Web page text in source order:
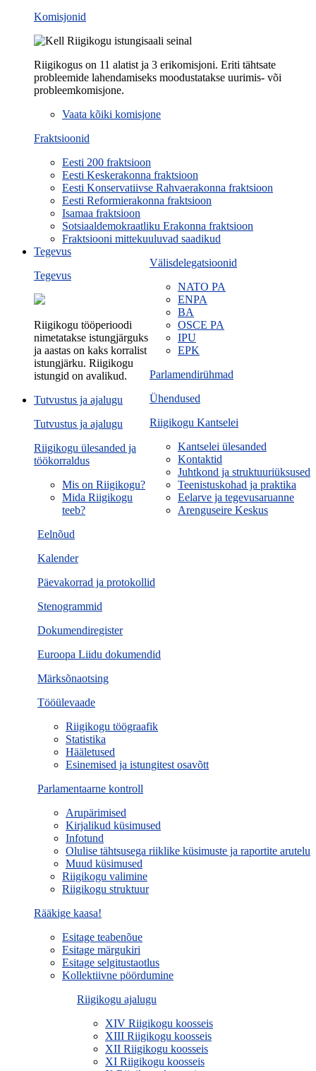
Komisjonid
Riigikogus on 11 alatist ja 3 erikomisjoni. Eriti tähtsate
probleemide lahendamiseks moodustatakse uurimis- või
probleemkomisjone.
Vaata kõiki komisjone
Fraktsioonid
Eesti 200 fraktsioon
Eesti Keskerakonna fraktsioon
Eesti Konservatiivse Rahvaerakonna fraktsioon
Eesti Reformierakonna fraktsioon
Isamaa fraktsioon
Sotsiaaldemokraatliku Erakonna fraktsioon
Fraktsiooni mittekuuluvad saadikud
Välisdelegatsioonid
NATO PA
ENPA
BA
OSCE PA
IPU
EPK
Parlamendirühmad
Ühendused
Riigikogu Kantselei
Kantselei ülesanded
Kontaktid
Juhtkond ja struktuuriüksused
Teenistuskohad ja praktika
Eelarve ja tegevusaruanne
Arenguseire Keskus
Tegevus
Tegevus
Riigikogu tööperioodi
nimetatakse istungjärguks
ja aastas on kaks korralist
istungjärku. Riigikogu
istungid on avalikud.
Eelnõud
Kalender
Päevakorrad ja protokollid
Stenogrammid
Dokumendiregister
Euroopa Liidu dokumendid
Märksõnaotsing
Tööülevaade
Riigikogu töögraafik
Statistika
Hääletused
Esinemised ja istungitest osavõtt
Parlamentaarne kontroll
Arupärimised
Kirjalikud küsimused
Infotund
Olulise tähtsusega riiklike küsimuste ja raportite arutelu
Muud küsimused
Tutvustus ja ajalugu
Tutvustus ja ajalugu
Riigikogu ülesanded ja
töökorraldus
Mis on Riigikogu?
Mida Riigikogu
teeb?
Riigikogu valimine
Riigikogu struktuur
Rääkige kaasa!
Esitage teabenõue
Esitage märgukiri
Esitage selgitustaotlus
Kollektiivne pöördumine
Riigikogu ajalugu
XIV Riigikogu koosseis
XIII Riigikogu koosseis
XII Riigikogu koosseis
XI Riigikogu koosseis